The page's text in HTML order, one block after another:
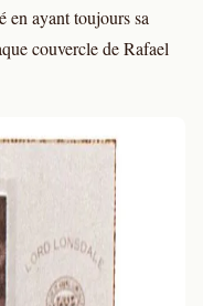
en ayant toujours sa
couvercle de Rafael